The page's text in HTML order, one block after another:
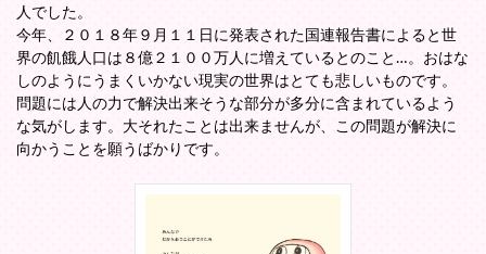
人でした。
今年、２０１８年９月１１日に発表された国連報告書によると世
界の飢餓人口は８億２１００万人に増えているとのこと…。おはな
しのようにうまくいかない現実の世界はとても悲しいものです。
問題には人の力で解決出来そうな部分が多分に含まれているよう
な気がします。大それたことは出来ませんが、この問題が解決に
向かうことを願うばかりです。